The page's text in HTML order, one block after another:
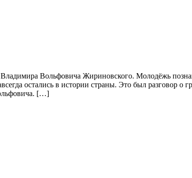
Вольфовича Жириновского. Молодёжь
остались в истории страны. Это был разговор о
[…]